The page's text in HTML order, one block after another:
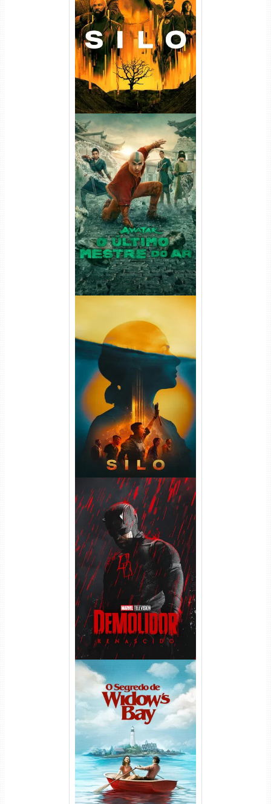
Silo 1ª Temporada Torrent
(2023) WEB-DL
720p/1080p/4K Dual Áudio
Avatar: O Último Mestre do
Ar 2ª Temporada Torrent
(2026) WEB-DL 1080p Dual
Áudio
Silo 2ª Temporada (2024)
WEB-DL 1080p Dual Áudio
Demolidor: Renascido 2ª
Temporada (2026) WEB-DL
1080p Dual Áudio
O Segredo de Widow’s Bay
1ª Temporada Torrent (2026)
WEB-DL 1080p Dual Áudio